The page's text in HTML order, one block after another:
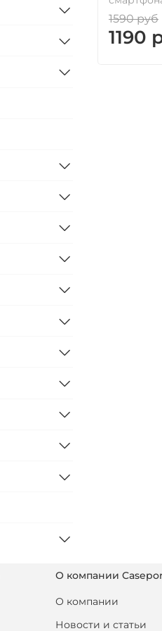
1590 руб
1190
О компании
О компании
Новости и статьи